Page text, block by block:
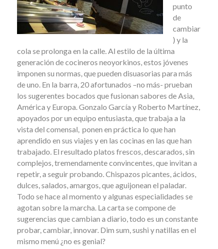
punto
de
cambiar
) y la
cola se prolonga en la calle. Al estilo de la última
generación de cocineros neoyorkinos, estos jóvenes
imponen su normas, que pueden disuasorias para más
de uno. En la barra, 20 afortunados –no más- prueban
los sugerentes bocados que fusionan sabores de Asia,
América y Europa. Gonzalo García y Roberto Martínez,
apoyados por un equipo entusiasta, que trabaja a la
vista del comensal, ponen en práctica lo que han
aprendido en sus viajes y en las cocinas en las que han
trabajado. El resultado platos frescos, descarados, sin
complejos, tremendamente convincentes, que invitan a
repetir, a seguir probando. Chispazos picantes, ácidos,
dulces, salados, amargos, que aguijonean el paladar.
Todo se hace al momento y algunas especialidades se
agotan sobre la marcha. La carta se compone de
sugerencias que cambian a diario, todo es un constante
probar, cambiar, innovar. Dim sum, sushi y natillas en el
mismo menú ¿no es genial?